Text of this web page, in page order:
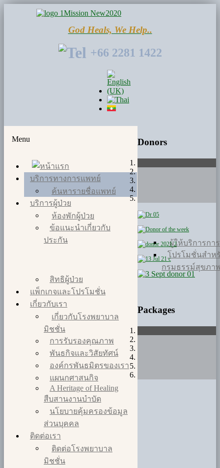
God Heals, We Help..
+66 2281 1422
Menu
บริการทางการแพทย์
ค้นหารายชื่อแพทย์
บริการผู้ป่วย
ห้องพักผู้ป่วย
ข้อแนะนำเกี่ยวกับ
ประกัน
ผู้ให้บริการกา
โปรโมชั่นสำห
กรมธรรม์สุขภา
สิทธิผู้ป่วย
แพ็กเกจและโปรโมชั่น
เกี่ยวกับเรา
เกี่ยวกับโรงพยาบาล
มิชชั่น
การรับรองคุณภาพ
พันธกิจและวิสัยทัศน์
องค์กรพันธมิตรของเรา
แผนกศาสนกิจ
A Heritage of Healing
สืบสานงานบำบัด
นโยบายคุ้มครองข้อมูล
ส่วนบุคคล
ติดต่อเรา
ติดต่อโรงพยาบาล
มิชชั่น
Donors
Packages